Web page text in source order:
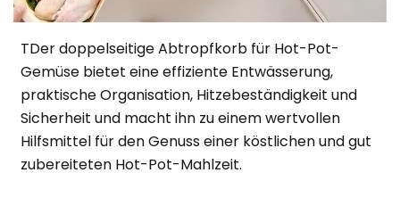
TDer doppelseitige Abtropfkorb für Hot-Pot-
Gemüse bietet eine effiziente Entwässerung,
praktische Organisation, Hitzebeständigkeit und
Sicherheit und macht ihn zu einem wertvollen
Hilfsmittel für den Genuss einer köstlichen und gut
zubereiteten Hot-Pot-Mahlzeit.